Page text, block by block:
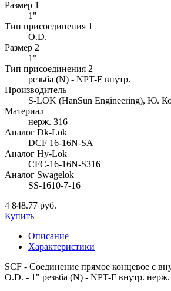
Размер 1
1"
Тип присоединения 1
O.D.
Размер 2
1"
Тип присоединения 2
резьба (N) - NPT-F внутр.
Производитель
S-LOK (HanSun Engineering), Ю.
Материал
нерж. 316
Аналог Dk-Lok
DCF 16-16N-SA
Аналог Hy-Lok
CFC-16-16N-S316
Аналог Swagelok
SS-1610-7-16
4 848.77 руб.
Купить
Описание
Характеристики
SCF - Соединение прямое концевое с
O.D. - 1" резьба (N) - NPT-F внутр.